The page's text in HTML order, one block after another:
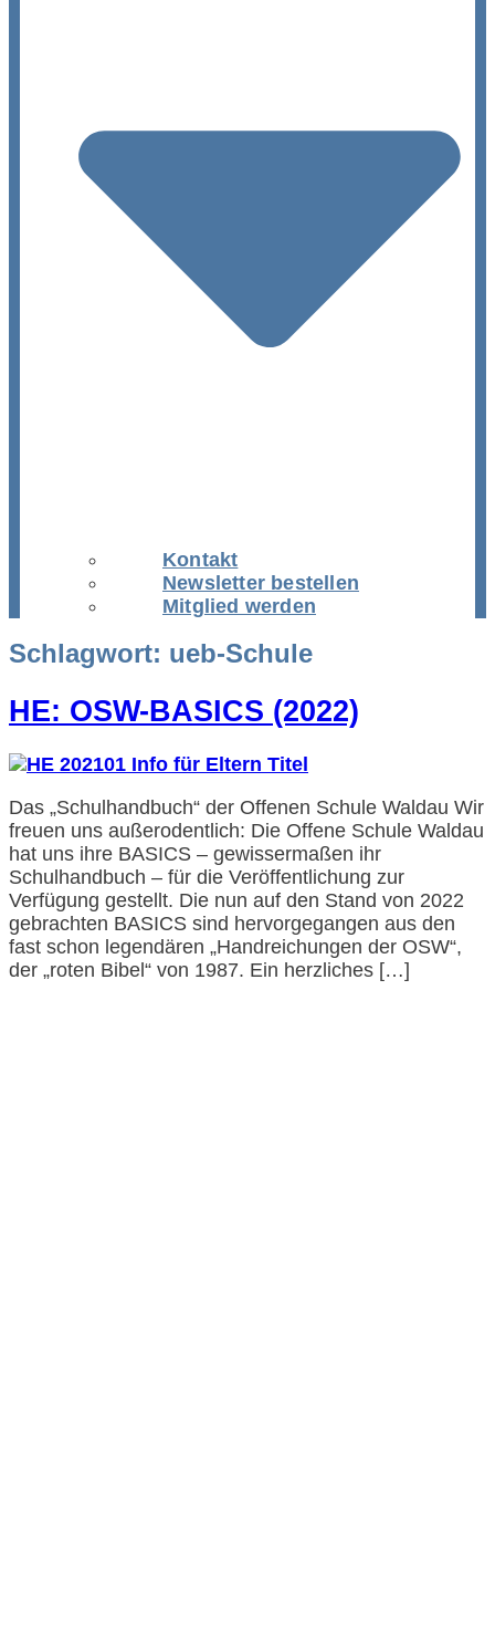
Kontakt
Newsletter bestellen
Mitglied werden
Schlagwort: ueb-Schule
HE: OSW-BASICS (2022)
Das „Schulhandbuch“ der Offenen Schule Waldau Wir
freuen uns außerodentlich: Die Offene Schule Waldau
hat uns ihre BASICS – gewissermaßen ihr
Schulhandbuch – für die Veröffentlichung zur
Verfügung gestellt. Die nun auf den Stand von 2022
gebrachten BASICS sind hervorgegangen aus den
fast schon legendären „Handreichungen der OSW“,
der „roten Bibel“ von 1987. Ein herzliches […]